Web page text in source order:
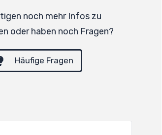
noch mehr Infos zu
oder haben noch Fragen?
Häufige Fragen